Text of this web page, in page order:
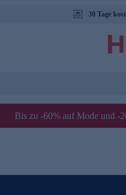
30 Tage
Bis zu -60% auf Mode und -